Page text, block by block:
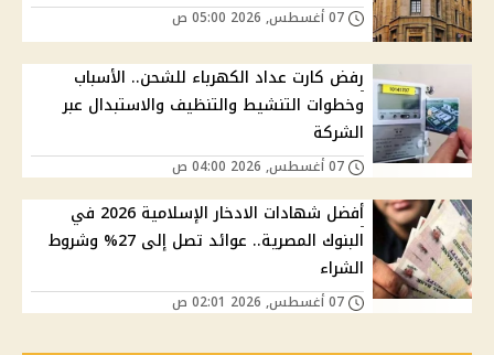
رفض كارت عداد الكهرباء للشحن.. الأسباب
وخطوات التنشيط والتنظيف والاستبدال عبر
الشركة
أفضل شهادات الادخار الإسلامية 2026 في
البنوك المصرية.. عوائد تصل إلى 27% وشروط
الشراء